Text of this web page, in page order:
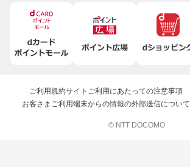
ご利用規約サイトご利用にあたっての注意事項
お客さまご利用端末からの情報の外部送信について
© NTT DOCOMO